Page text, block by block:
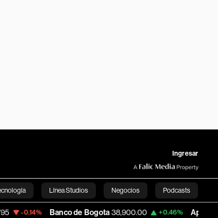
Ingresar
Línea Studios Negocios Podcasts
English
Banco de Bogota 38,900.00 +0.46% Apple 313.305